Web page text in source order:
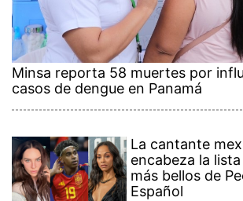
Minsa reporta 58 muertes por
casos de dengue en Panamá
La cantante
encabeza la
más bellos de
Español